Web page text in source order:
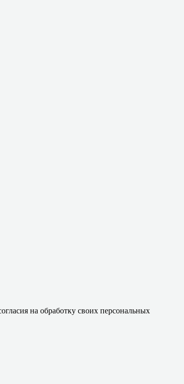
на обработку своих персональных